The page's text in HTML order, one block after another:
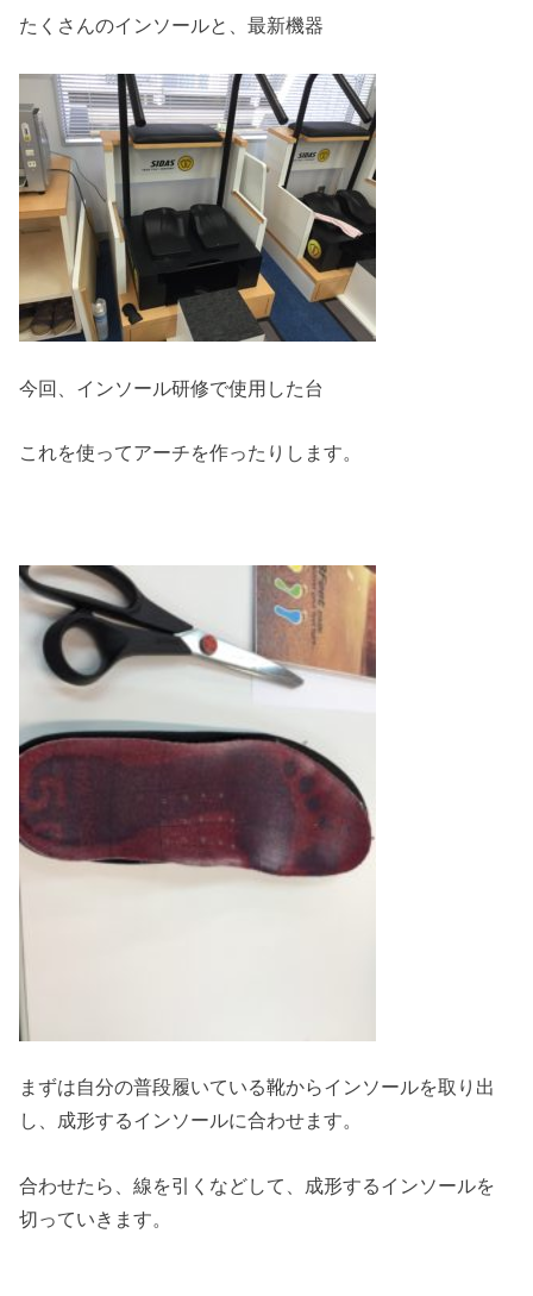
たくさんのインソールと、最新機器
今回、インソール研修で使用した台
これを使ってアーチを作ったりします。
まずは自分の普段履いている靴からインソールを取り出
し、成形するインソールに合わせます。
合わせたら、線を引くなどして、成形するインソールを
切っていきます。